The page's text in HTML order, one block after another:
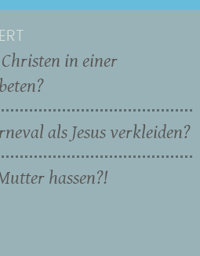
in einer
als Jesus verkleiden?
hassen?!